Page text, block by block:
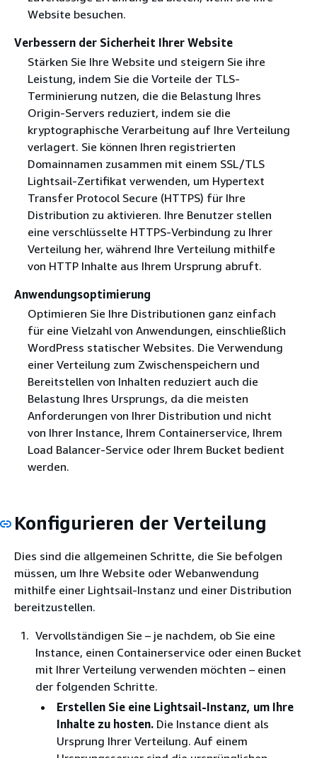
Website besuchen.
Verbessern der Sicherheit Ihrer Website
Stärken Sie Ihre Website und steigern Sie ihre
Leistung, indem Sie die Vorteile der TLS-
Terminierung nutzen, die die Belastung Ihres
Origin-Servers reduziert, indem sie die
kryptographische Verarbeitung auf Ihre Verteilung
verlagert. Sie können Ihren registrierten
Domainnamen zusammen mit einem SSL/TLS
Lightsail-Zertifikat verwenden, um Hypertext
Transfer Protocol Secure (HTTPS) für Ihre
Distribution zu aktivieren. Ihre Benutzer stellen
eine verschlüsselte HTTPS-Verbindung zu Ihrer
Verteilung her, während Ihre Verteilung mithilfe
von HTTP Inhalte aus Ihrem Ursprung abruft.
Anwendungsoptimierung
Optimieren Sie Ihre Distributionen ganz einfach
für eine Vielzahl von Anwendungen, einschließlich
WordPress statischer Websites. Die Verwendung
einer Verteilung zum Zwischenspeichern und
Bereitstellen von Inhalten reduziert auch die
Belastung Ihres Ursprungs, da die meisten
Anforderungen von Ihrer Distribution und nicht
von Ihrer Instance, Ihrem Containerservice, Ihrem
Load Balancer-Service oder Ihrem Bucket bedient
werden.
Konfigurieren der Verteilung
Dies sind die allgemeinen Schritte, die Sie befolgen
müssen, um Ihre Website oder Webanwendung
mithilfe einer Lightsail-Instanz und einer Distribution
bereitzustellen.
Vervollständigen Sie – je nachdem, ob Sie eine
Instance, einen Containerservice oder einen Bucket
mit Ihrer Verteilung verwenden möchten – einen
der folgenden Schritte.
Erstellen Sie eine Lightsail-Instanz, um Ihre
Inhalte zu hosten. Die Instance dient als
Ursprung Ihrer Verteilung. Auf einem